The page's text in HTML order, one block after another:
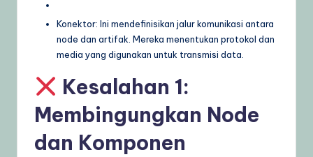
Konektor: Ini mendefinisikan jalur komunikasi antara
node dan artifak. Mereka menentukan protokol dan
media yang digunakan untuk transmisi data.
Kesalahan 1:
Membingungkan Node
dan Komponen